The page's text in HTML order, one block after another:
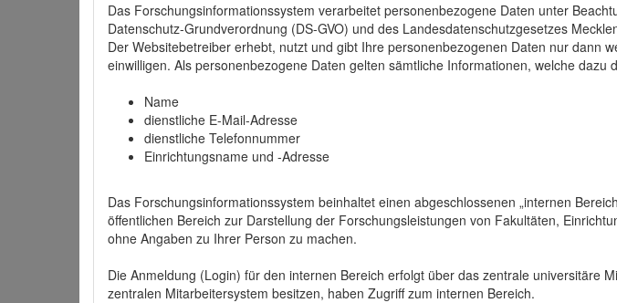
Das Forschungsinformationssystem verarbeitet personenbezogene Daten unter
Datenschutz-Grundverordnung (DS-GVO) und des Landesdatenschutzgesetzes
Der Websitebetreiber erhebt, nutzt und gibt Ihre personenbezogenen Daten nur dann
einwilligen. Als personenbezogene Daten gelten sämtliche Informationen, welche
Name
dienstliche E-Mail-Adresse
dienstliche Telefonnummer
Einrichtungsname und -Adresse
Das Forschungsinformationssystem beinhaltet einen abgeschlossenen „internen
öffentlichen Bereich zur Darstellung der Forschungsleistungen von Fakultäten,
ohne Angaben zu Ihrer Person zu machen.
Die Anmeldung (Login) für den internen Bereich erfolgt über das zentrale universitäre
zentralen Mitarbeitersystem besitzen, haben Zugriff zum internen Bereich.